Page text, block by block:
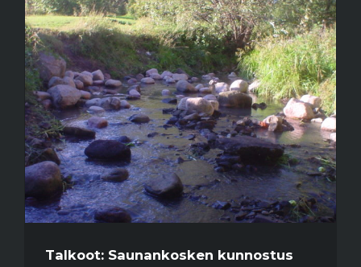
Talkoot: Saunankosken kunnostus